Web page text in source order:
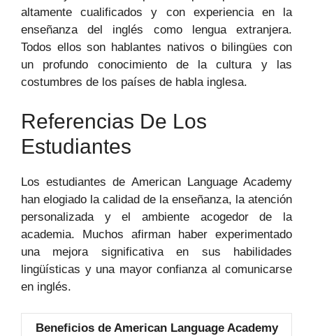
altamente cualificados y con experiencia en la
enseñanza del inglés como lengua extranjera.
Todos ellos son hablantes nativos o bilingües con
un profundo conocimiento de la cultura y las
costumbres de los países de habla inglesa.
Referencias De Los
Estudiantes
Los estudiantes de American Language Academy
han elogiado la calidad de la enseñanza, la atención
personalizada y el ambiente acogedor de la
academia. Muchos afirman haber experimentado
una mejora significativa en sus habilidades
lingüísticas y una mayor confianza al comunicarse
en inglés.
Beneficios de American Language Academy